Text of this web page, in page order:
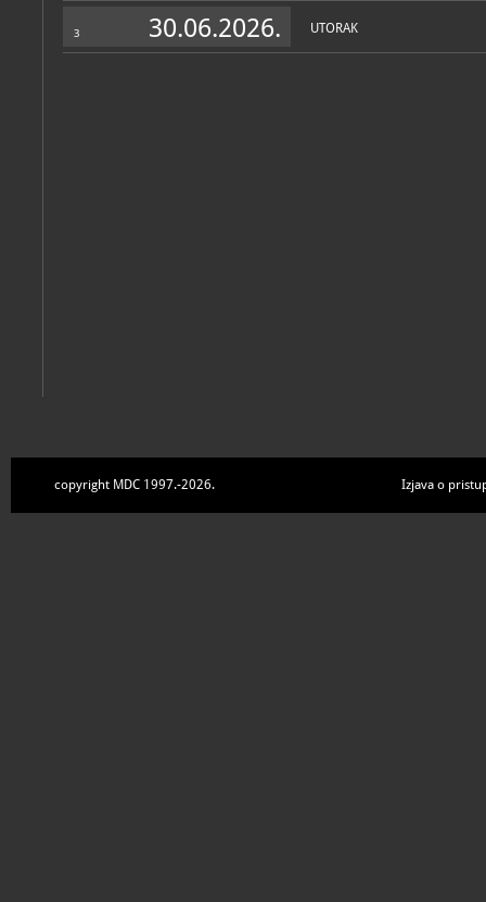
3 30.06.2026. UTORAK
copyright MDC 1997.-2026. Izjava o